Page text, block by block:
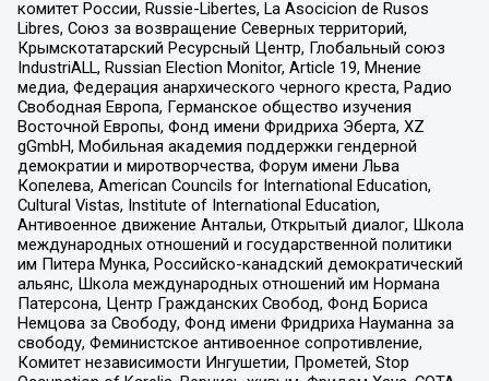
комитет России, Russie-Libertes, La Asocicion de Rusos
Libres, Союз за возвращение Северных территорий,
Крымскотатарский Ресурсный Центр, Глобальный союз
IndustriALL, Russian Election Monitor, Article 19, Мнение
медиа, Федерация анархического черного креста, Радио
Свободная Европа, Германское общество изучения
Восточной Европы, Фонд имени Фридриха Эберта, XZ
gGmbH, Мобильная академия поддержки гендерной
демократии и миротворчества, Форум имени Льва
Копелева, American Councils for International Education,
Cultural Vistas, Institute of International Education,
Антивоенное движение Антальи, Открытый диалог, Школа
международных отношений и государственной политики
им Питера Мунка, Российско-канадский демократический
альянс, Школа международных отношений им Нормана
Патерсона, Центр Гражданских Свобод, Фонд Бориса
Немцова за Свободу, Фонд имени Фридриха Науманна за
свободу, Феминистское антивоенное сопротивление,
Комитет независимости Ингушетии, Прометей, Stop